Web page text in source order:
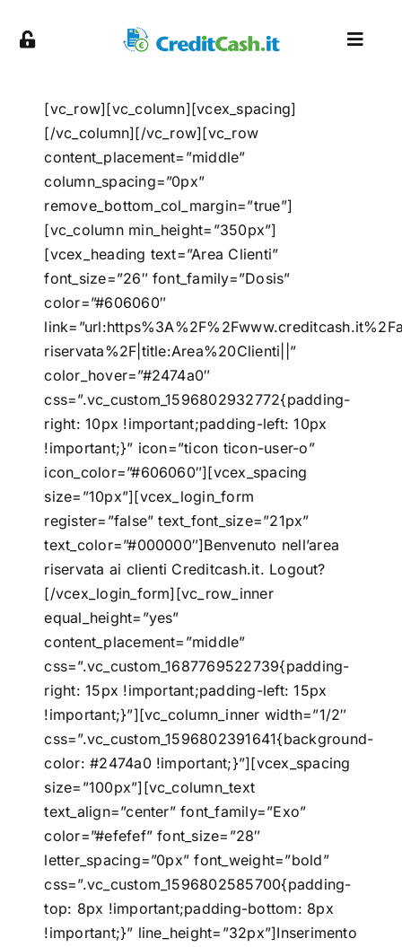
Toggle
Servizi
Piattaforma
Partnership
Blog
Contatti
[vc_row][vc_column][vcex_spacing]
[/vc_column][/vc_row][vc_row
content_placement=”middle”
column_spacing=”0px”
remove_bottom_col_margin=”true”]
[vc_column min_height=”350px”]
[vcex_heading text=”Area Clienti”
font_size=”26″ font_family=”Dosis”
color=”#606060″
riservata%2F|title:Area%20Clienti||”
color_hover=”#2474a0″
css=”.vc_custom_1596802932772{padding-
right: 10px !important;padding-left: 10px
!important;}” icon=”ticon ticon-user-o”
icon_color=”#606060″][vcex_spacing
size=”10px”][vcex_login_form
register=”false” text_font_size=”21px”
text_color=”#000000″]Benvenuto nell’area
riservata ai clienti Creditcash.it. Logout?
[/vcex_login_form][vc_row_inner
equal_height=”yes”
content_placement=”middle”
css=”.vc_custom_1687769522739{padding-
right: 15px !important;padding-left: 15px
!important;}”][vc_column_inner width=”1/2″
css=”.vc_custom_1596802391641{background-
color: #2474a0 !important;}”][vcex_spacing
size=”100px”][vc_column_text
text_align=”center” font_family=”Exo”
color=”#efefef” font_size=”28″
letter_spacing=”0px” font_weight=”bold”
css=”.vc_custom_1596802585700{padding-
top: 8px !important;padding-bottom: 8px
!important;}” line_height=”32px”]Inserimento